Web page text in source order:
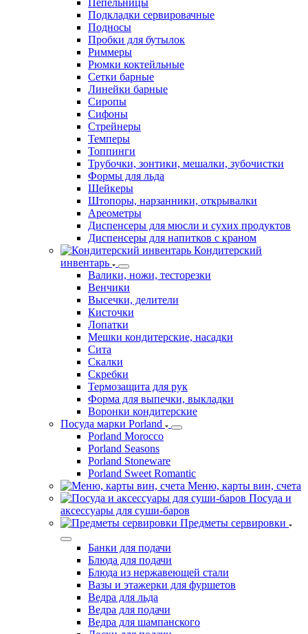
Пепельницы
Подкладки сервировачные
Подносы
Пробки для бутылок
Риммеры
Рюмки коктейльные
Сетки барные
Линейки барные
Сиропы
Сифоны
Стрейнеры
Темперы
Топпинги
Трубочки, зонтики, мешалки, зубочистки
Формы для льда
Шейкеры
Штопоры, нарзанники, открывалки
Ареометры
Диспенсеры для мюсли и сухих продуктов
Диспенсеры для напитков с краном
Кондитерский
инвентарь
Валики, ножи, тесторезки
Венчики
Высечки, делители
Кисточки
Лопатки
Мешки кондитерские, насадки
Сита
Скалки
Скребки
Термозащита для рук
Форма для выпечки, выкладки
Воронки кондитерские
Посуда марки Porland
Porland Morocco
Porland Seasons
Porland Stoneware
Porland Sweet Romantic
Меню, карты вин, счета
Посуда и
аксессуары для суши-баров
Предметы сервировки
Банки для подачи
Блюда для подачи
Блюда из нержавеющей стали
Вазы и этажерки для фуршетов
Ведра для льда
Ведра для подачи
Ведра для шампанского